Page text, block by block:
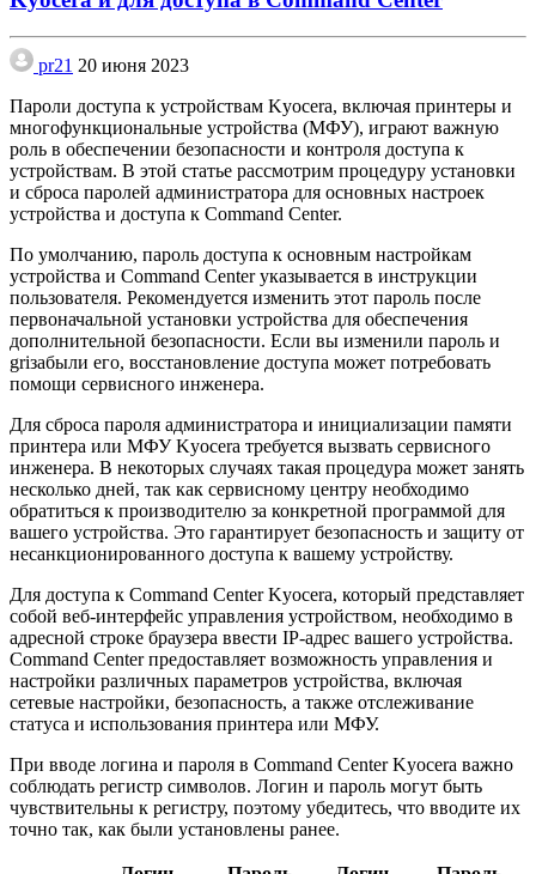
pr21 20 июня 2023
Пароли доступа к устройствам Kyocera, включая принтеры и
многофункциональные устройства (МФУ), играют важную
роль в обеспечении безопасности и контроля доступа к
устройствам. В этой статье рассмотрим процедуру установки
и сброса паролей администратора для основных настроек
устройства и доступа к Command Center.
По умолчанию, пароль доступа к основным настройкам
устройства и Command Center указывается в инструкции
пользователя. Рекомендуется изменить этот пароль после
первоначальной установки устройства для обеспечения
дополнительной безопасности. Если вы изменили пароль и
griзабыли его, восстановление доступа может потребовать
помощи сервисного инженера.
Для сброса пароля администратора и инициализации памяти
принтера или МФУ Kyocera требуется вызвать сервисного
инженера. В некоторых случаях такая процедура может занять
несколько дней, так как сервисному центру необходимо
обратиться к производителю за конкретной программой для
вашего устройства. Это гарантирует безопасность и защиту от
несанкционированного доступа к вашему устройству.
Для доступа к Command Center Kyocera, который представляет
собой веб-интерфейс управления устройством, необходимо в
адресной строке браузера ввести IP-адрес вашего устройства.
Command Center предоставляет возможность управления и
настройки различных параметров устройства, включая
сетевые настройки, безопасность, а также отслеживание
статуса и использования принтера или МФУ.
При вводе логина и пароля в Command Center Kyocera важно
соблюдать регистр символов. Логин и пароль могут быть
чувствительны к регистру, поэтому убедитесь, что вводите их
точно так, как были установлены ранее.